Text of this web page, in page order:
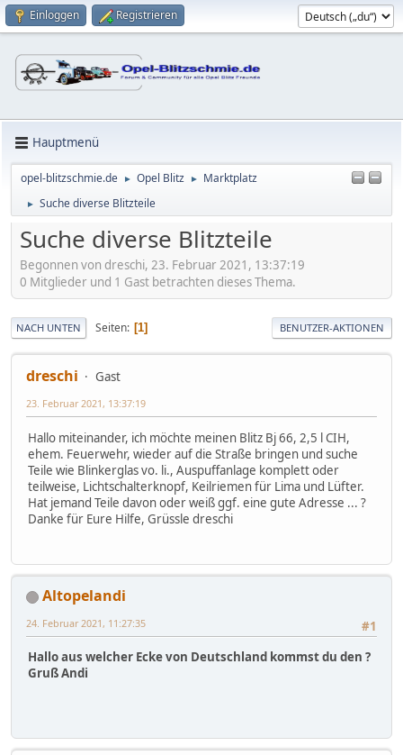
Einloggen Registrieren
Hauptmenü
opel-blitzschmie.de ► Opel Blitz ► Marktplatz
► Suche diverse Blitzteile
Suche diverse Blitzteile
Begonnen von dreschi, 23. Februar 2021, 13:37:19
0 Mitglieder und 1 Gast betrachten dieses Thema.
NACH UNTEN Seiten 1 BENUTZER-AKTIONEN
dreschi Gast
23. Februar 2021, 13:37:19
Hallo miteinander, ich möchte meinen Blitz Bj 66, 2,5 l CIH,
ehem. Feuerwehr, wieder auf die Straße bringen und suche
Teile wie Blinkerglas vo. li., Auspuffanlage komplett oder
teilweise, Lichtschalterknopf, Keilriemen für Lima und Lüfter.
Hat jemand Teile davon oder weiß ggf. eine gute Adresse ... ?
Danke für Eure Hilfe, Grüssle dreschi
Altopelandi
#1
24. Februar 2021, 11:27:35
Hallo aus welcher Ecke von Deutschland kommst du den ?
Gruß Andi